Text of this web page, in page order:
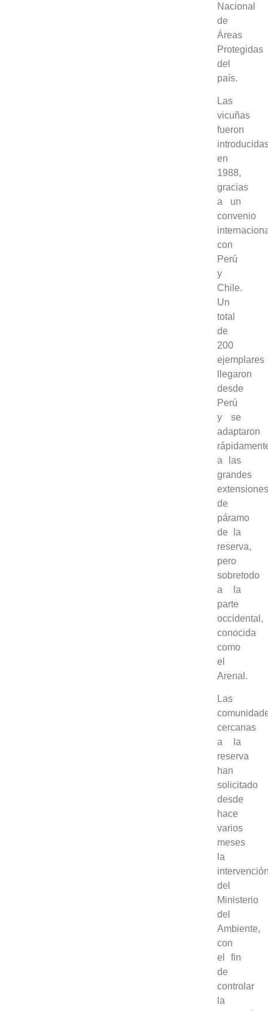
Nacional
de
Áreas
Protegidas
del
país.
Las
vicuñas
fueron
en
1988,
gracias
a un
convenio
con
Perú
y
Chile.
Un
total
de
200
ejemplares
llegaron
desde
Perú
y se
adaptaron
a las
grandes
de
páramo
de la
reserva,
pero
sobretodo
a la
parte
occidental,
conocida
como
el
Arenal.
Las
cercanas
a la
reserva
han
solicitado
desde
hace
varios
meses
la
del
Ministerio
del
Ambiente,
con
el fin
de
controlar
la